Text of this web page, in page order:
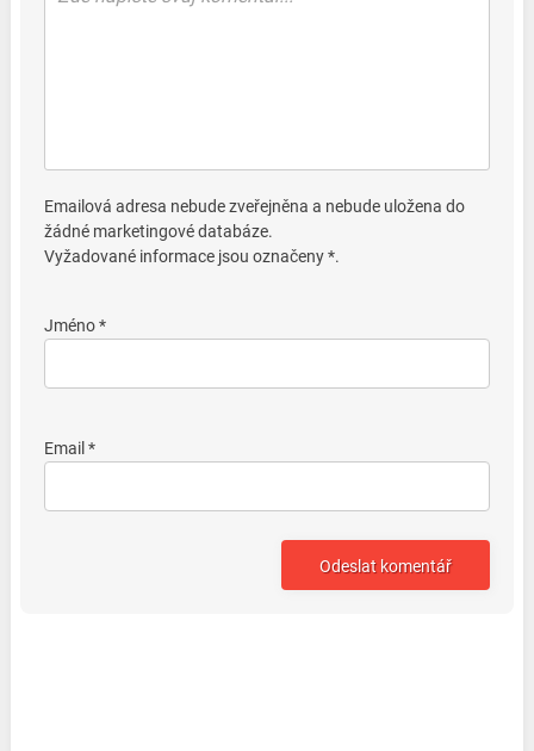
Emailová adresa nebude zveřejněna a nebude uložena do
žádné marketingové databáze.
Vyžadované informace jsou označeny *.
Jméno *
Email *